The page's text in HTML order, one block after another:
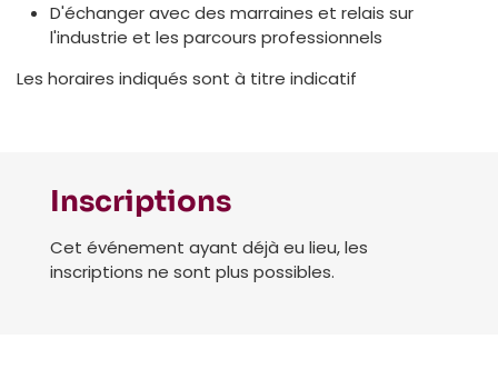
D'échanger avec des marraines et relais sur
l'industrie et les parcours professionnels
Les horaires indiqués sont à titre indicatif
Inscriptions
Cet événement ayant déjà eu lieu, les
inscriptions ne sont plus possibles.